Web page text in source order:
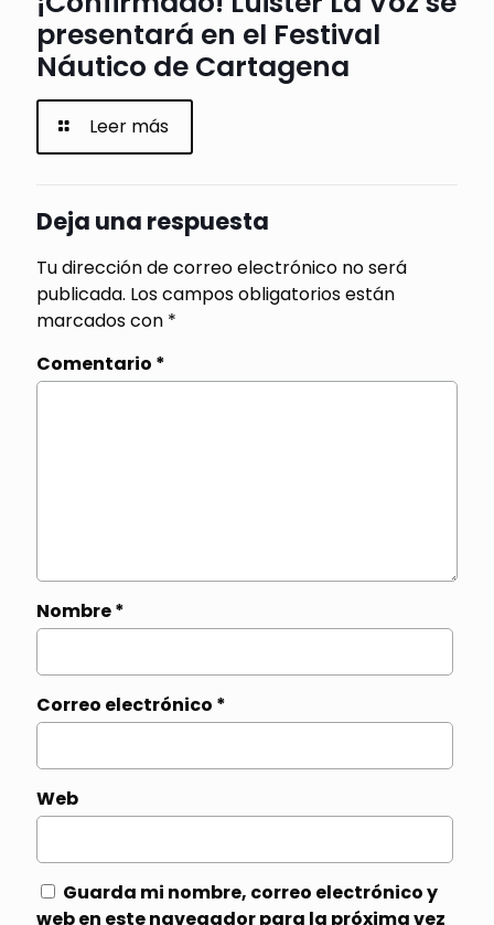
presentará en el Festival
Náutico de Cartagena
Leer más
Deja una respuesta
Tu dirección de correo electrónico no será
publicada. Los campos obligatorios están
marcados con *
Comentario *
Nombre*
Correo electrónico *
Web
Guarda mi nombre, correo electrónico y
web en este navegador para la próxima vez